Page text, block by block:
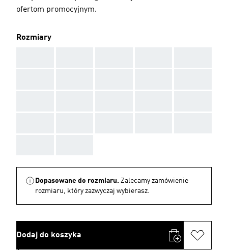
ofertom promocyjnym.
Rozmiary
Dopasowane do rozmiaru. Zalecamy zamówienie
rozmiaru, który zazwyczaj wybierasz.
Dodaj do koszyka